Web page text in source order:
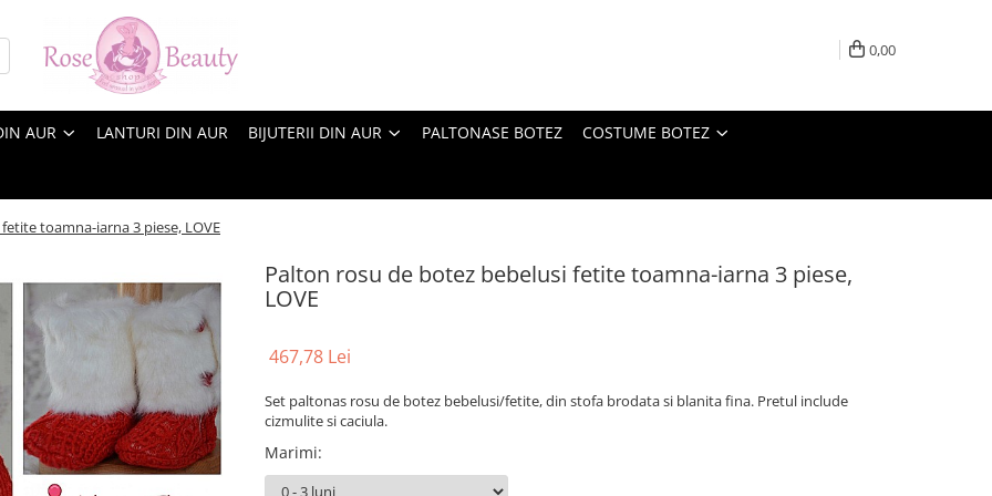
0,00
AUR LANTURI DIN AUR BIJUTERII DIN AUR PALTONASE BOTEZ COSTUME BOTEZ
toamna-iarna 3 piese, LOVE
Palton rosu de botez bebelusi fetite toamna-iarna 3 piese,
LOVE
467,78 Lei
Set paltonas rosu de botez bebelusi/fetite, din stofa brodata si blanita fina. Pretul include
cizmulite si caciula.
Marimi: